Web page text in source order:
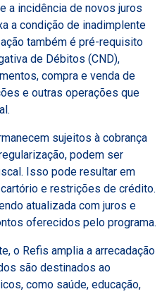
a incidência de novos juros
a condição de inadimplente
também é pré-requisito
de Débitos (CND),
compra e venda de
e outras operações que
sujeitos à cobrança
podem ser
Isso pode resultar em
e restrições de crédito.
atualizada com juros e
oferecidos pelo programa.
o Refis amplia a arrecadação
são destinados ao
como saúde, educação,